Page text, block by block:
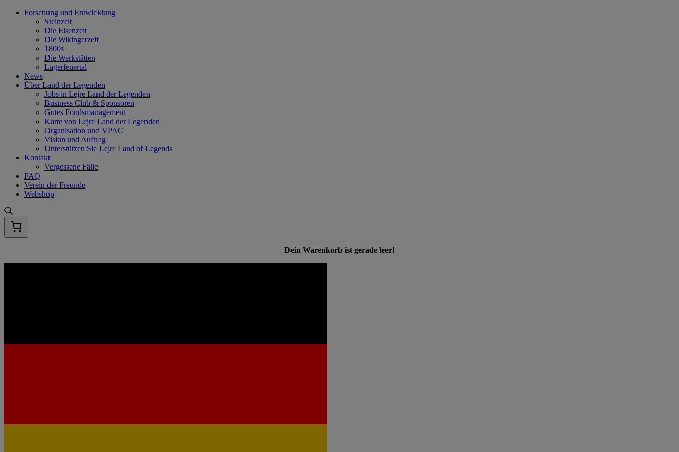
Skip
Forschung und Entwicklung
Steinzeit
Die Eisenzeit
Die Wikingerzeit
1800s
Die Werkstätten
Lagerfeuertal
News
Über Land der Legenden
Jobs in Lejre Land der Legenden
Business Club & Sponsoren
Gutes Fondsmanagement
Karte von Lejre Land der Legenden
Organisation und VPAC
Vision und Auftrag
Unterstützen Sie Lejre Land of Legends
Kontakt
Vergessene Fälle
FAQ
Verein der Freunde
Webshop
Dein Warenkorb ist gerade leer!